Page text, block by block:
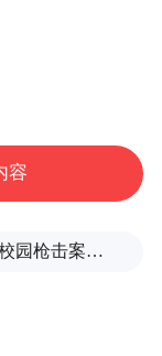
豪、帝豪GL
量冠军，这
对下一次冠
容
泰国校园枪击案致9死，枪手父亲道歉